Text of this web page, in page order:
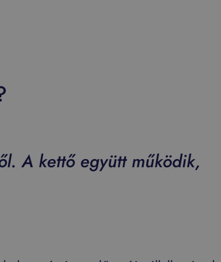
A kettő együtt működik,